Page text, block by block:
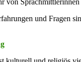
von Sprachmittlerinnen
und Fragen